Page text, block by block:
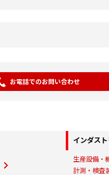
お電話でのお問い合わせ
インダス
生産設備・
計測・検査